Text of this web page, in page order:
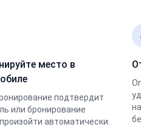
место в
подтвердит
или бронирование
автоматически.